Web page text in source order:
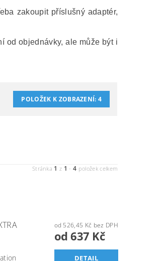
zakoupit příslušný adaptér,
od objednávky, ale může být i
POLOŽEK K ZOBRAZENÍ:4
Stránka 1 z 1 -4 položek celkem
od 526,45 Kč bez DPH
od 637 Kč
DETAIL